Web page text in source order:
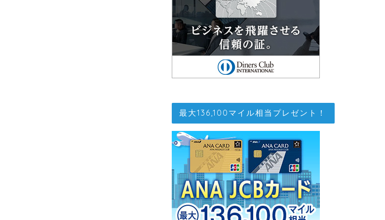
最大136,100マイル相当プレゼント！